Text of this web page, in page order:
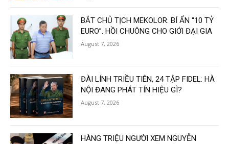
BẮT CHỦ TỊCH MEKOLOR: BÍ ẨN “10 TỶ
EURO”. HỒI CHUÔNG CHO GIỚI ĐẠI GIA
August 7, 2026
ĐÀI LÍNH TRIỀU TIÊN, 24 TẬP FIDEL: HÀ
NỘI ĐANG PHÁT TÍN HIỆU GÌ?
August 7, 2026
HÀNG TRIỆU NGƯỜI XEM NGUYỄN